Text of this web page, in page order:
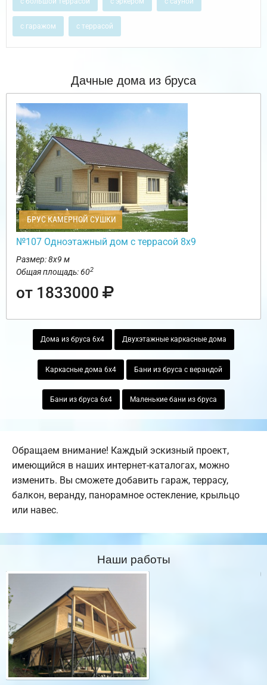
с гаражом с террасой
Дачные дома из бруса
БРУС КАМЕРНОЙ СУШКИ
№107 Одноэтажный дом с террасой 8х9
Размер: 8х9 м
Общая площадь: 602
от 1833000
Дома из бруса 6х4 Двухэтажные каркасные дома
Каркасные дома 6х4 Бани из бруса с верандой
Бани из бруса 6х4 Маленькие бани из бруса
Обращаем внимание! Каждый эскизный проект,
имеющийся в наших интернет-каталогах, можно
изменить. Вы сможете добавить гараж, террасу,
балкон, веранду, панорамное остекление, крыльцо
или навес.
Наши работы